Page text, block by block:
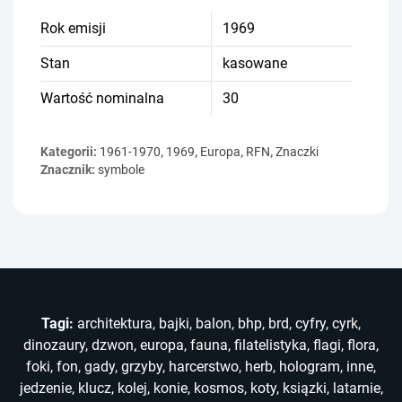
Rok emisji 1969
Stan kasowane
Wartość nominalna 30
Kategorii: 1961-1970, 1969, Europa, RFN,Znaczki
Znacznik: symbole
Tagi: architektura, bajki, balon, bhp, brd, cyfry, cyrk,
dinozaury, dzwon, europa, fauna, filatelistyka, flagi, flora,
foki, fon, gady, grzyby, harcerstwo, herb, hologram, inne,
jedzenie, klucz, kolej, konie, kosmos, koty, ksiązki, latarnie,